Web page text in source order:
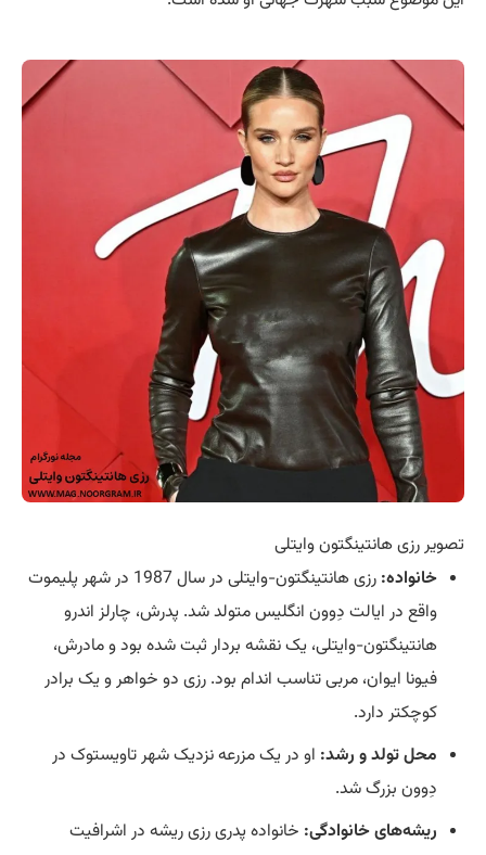
تصویر رزی هانتینگتون وایتلی
خانواده:
رزی هانتینگتون-وایتلی در سال 1987 در شهر پلیموت
واقع در ایالت دِوون انگلیس متولد شد. پدرش، چارلز اندرو
هانتینگتون-وایتلی، یک نقشه بردار ثبت شده بود و مادرش،
فیونا ایوان، مربی تناسب اندام بود. رزی دو خواهر و یک برادر
کوچکتر دارد.
محل تولد و رشد: او در یک مزرعه نزدیک شهر تاویستوک در
دِوون بزرگ شد.
ریشه‌های خانوادگی: خانواده پدری رزی ریشه در اشرافیت